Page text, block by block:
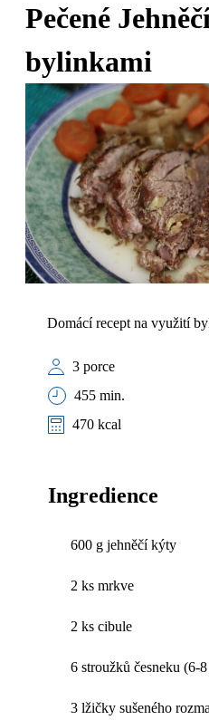
Pečené
bylinkami
Domácí recept na využití
3 porce
455 min.
470 kcal
Ingredience
600 g jehněčí kýty
2 ks mrkve
2 ks cibule
6 stroužků česneku (6-
3 lžičky sušeného